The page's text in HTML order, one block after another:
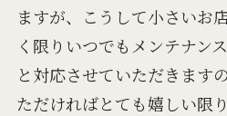
ますが、こうして小さいお
く限りいつでもメンテナン
と対応させていただきます
ただければとても嬉しい限